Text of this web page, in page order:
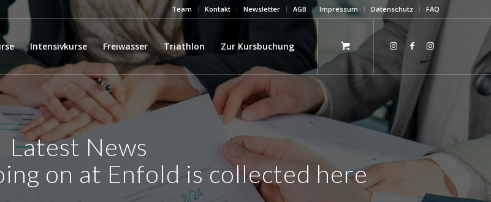
Team Kontakt Newsletter AGB Impressum Datenschutz FAQ
Intensivkurse Freiwasser Triathlon Zur Kursbuchung
Latest News
on at Enfold is collected here